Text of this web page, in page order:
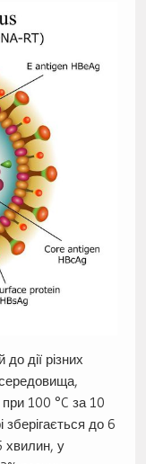
дії різних
100 °C за 10
до 6
хвилин, у